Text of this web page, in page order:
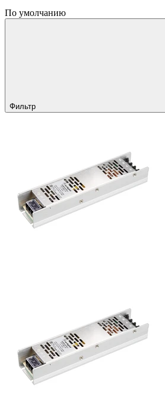
По умолчанию
Фильтр